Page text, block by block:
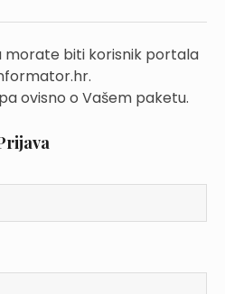
morate biti korisnik portala
ovisno o Vašem paketu.